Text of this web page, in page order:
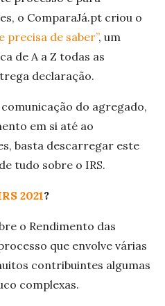
o ComparaJá.pt criou o
precisa de saber”, um
de A a Z todas as
declaração.
do agregado,
em si até ao
basta descarregar este
tudo sobre o IRS.
2021?
o Rendimento das
que envolve várias
contribuintes algumas
complexas.